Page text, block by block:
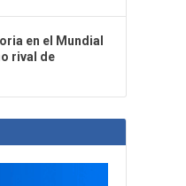
en el Mundial
rival de